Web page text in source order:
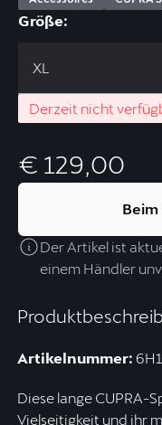
Artikelnummer:
Diese lange CUPRA-
Vielseitigkeit und ihr
Größe:
XL
Derzeit nicht
€ 129,00
Beim
Der Artikel ist
einem Händler